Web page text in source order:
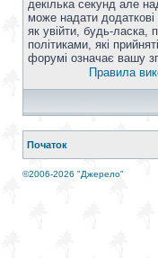
декілька секунд але
може надати
як увійти, будь-ласка,
політиками, які
форумі означає вашу
Правила
Початок
©2006-2026 "Джерело"